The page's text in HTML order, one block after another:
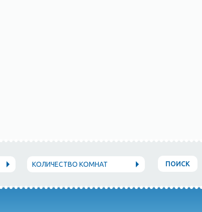
КОЛИЧЕСТВО КОМНАТ ПОИСК